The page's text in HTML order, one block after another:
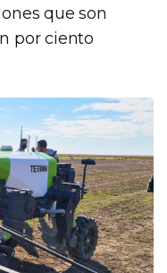
que son
por ciento